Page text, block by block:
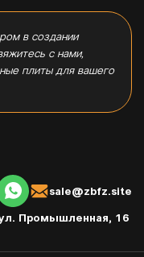
в создании
с нами,
плиты для вашего
sale@zbfz.site
Промышленная, 16